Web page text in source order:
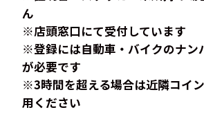
ん
※店頭窓口にて受付しています
※登録には自動車・バイクのナン
が必要です
※3時間を超える場合は近隣コイ
用ください